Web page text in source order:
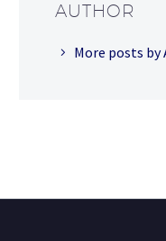
AUTHOR
More posts